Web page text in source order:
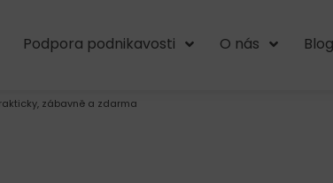
Podpora podnikavosti O nás Blog
zábavně a zdarma